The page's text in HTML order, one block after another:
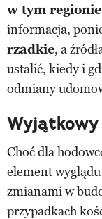
w tym
informacja,
rzadkie, a
ustalić, kiedy i
odmiany
Choć dla
element
zmianami w
przypadkach